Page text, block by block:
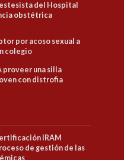
del Hospital
obstétrica
por acoso sexual a
colegio
proveer una silla
con distrofia
IRAM
de gestión de las